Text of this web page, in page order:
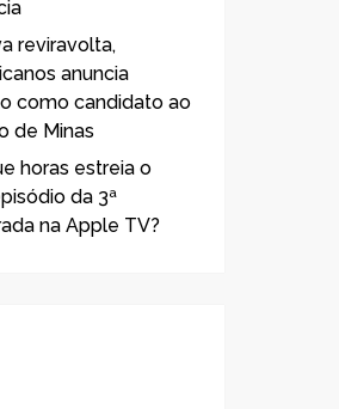
reviravolta,
anuncia
como candidato ao
de Minas
horas estreia o
da 3ª
na Apple TV?